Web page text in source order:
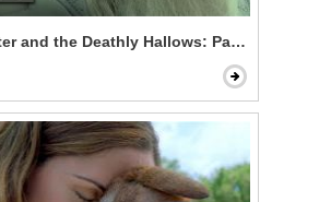
and the Deathly Hallows: Part 2 - King's